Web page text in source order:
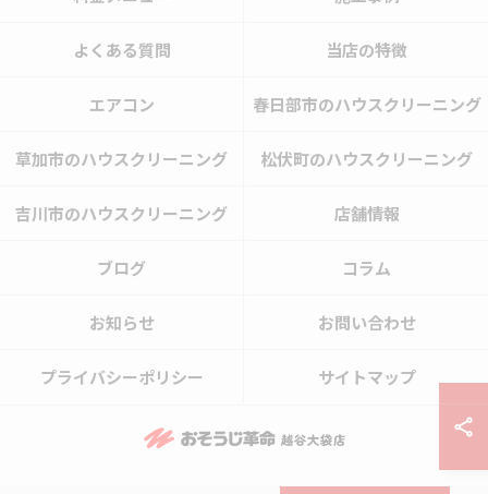
よくある質問 当店の特徴
エアコン 春日部市のハウスクリーニング
草加市のハウスクリーニング 松伏町のハウスクリーニング
吉川市のハウスクリーニング 店舗情報
ブログ コラム
お知らせ お問い合わせ
プライバシーポリシー サイトマップ